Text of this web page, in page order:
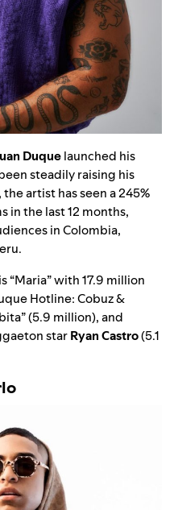
Duquelaunched his
steadily raising his
artist has seen a 245%
in the last 12 months,
in Colombia,
“Maria”with 17.9 million
Hotline: Cobuz &
”(5.9 million), and
starRyan Castro(5.1